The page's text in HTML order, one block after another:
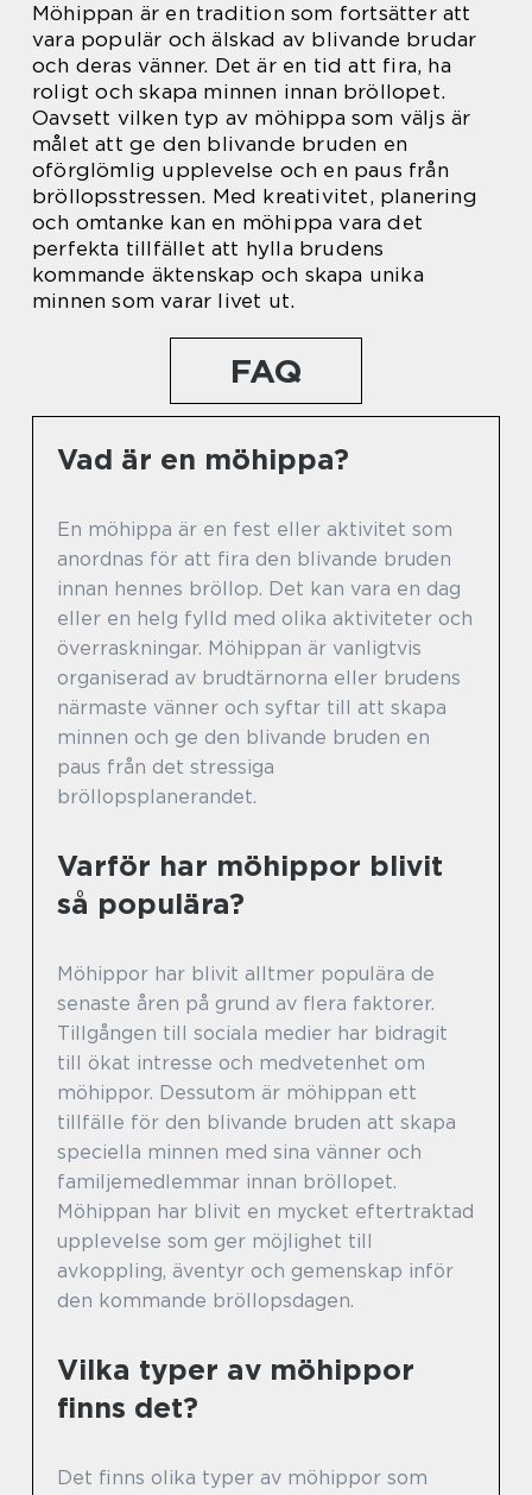
Möhippan är en tradition som fortsätter att
vara populär och älskad av blivande brudar
och deras vänner. Det är en tid att fira, ha
roligt och skapa minnen innan bröllopet.
Oavsett vilken typ av möhippa som väljs är
målet att ge den blivande bruden en
oförglömlig upplevelse och en paus från
bröllopsstressen. Med kreativitet, planering
och omtanke kan en möhippa vara det
perfekta tillfället att hylla brudens
kommande äktenskap och skapa unika
minnen som varar livet ut.
FAQ
Vad är en möhippa?
En möhippa är en fest eller aktivitet som
anordnas för att fira den blivande bruden
innan hennes bröllop. Det kan vara en dag
eller en helg fylld med olika aktiviteter och
överraskningar. Möhippan är vanligtvis
organiserad av brudtärnorna eller brudens
närmaste vänner och syftar till att skapa
minnen och ge den blivande bruden en
paus från det stressiga
bröllopsplanerandet.
Varför har möhippor blivit
så populära?
Möhippor har blivit alltmer populära de
senaste åren på grund av flera faktorer.
Tillgången till sociala medier har bidragit
till ökat intresse och medvetenhet om
möhippor. Dessutom är möhippan ett
tillfälle för den blivande bruden att skapa
speciella minnen med sina vänner och
familjemedlemmar innan bröllopet.
Möhippan har blivit en mycket eftertraktad
upplevelse som ger möjlighet till
avkoppling, äventyr och gemenskap inför
den kommande bröllopsdagen.
Vilka typer av möhippor
finns det?
Det finns olika typer av möhippor som